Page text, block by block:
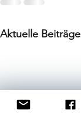
Aktuelle Beiträge